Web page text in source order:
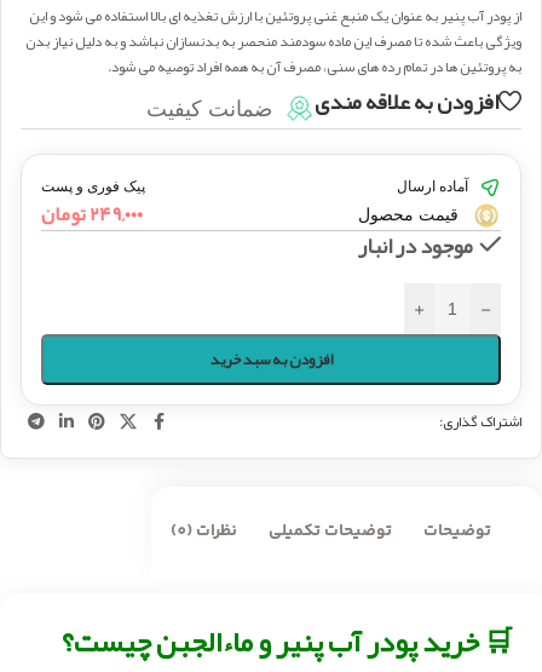
از پودر آب پنیر به عنوان یک منبع غنی پروتئین با ارزش تغذیه ای بالا استفاده می شود و این
ویژگی باعث شده تا مصرف این ماده سودمند منحصر به بدنسازان نباشد و به دلیل نیاز بدن
به پروتئین ها در تمام رده های سنی، مصرف آن به همه افراد توصیه می شود.
افزودن به علاقه مندی ضمانت کیفیت
آماده ارسال پیک فوری و پست
قیمت محصول ۲۴۹,۰۰۰تومان
موجود در انبار
-
+
افزودن به سبد خرید
اشتراک گذاری:
توضیحات توضیحات تکمیلی نظرات (0)
🛒 خرید پودر آب پنیر و ماءالجبن چیست؟